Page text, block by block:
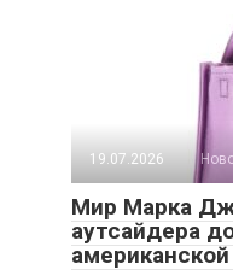
19.07.2026
Мир Марка
аутсайдера